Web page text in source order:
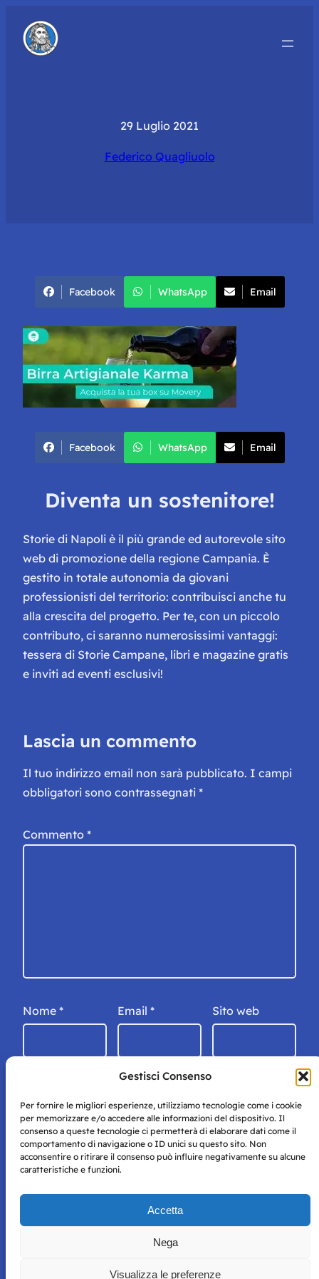
Gestisci Consenso
Per fornire le migliori esperienze, utilizziamo tecnologie come i cookie
per memorizzare e/o accedere alle informazioni del dispositivo. Il
consenso a queste tecnologie ci permetterà di elaborare dati come il
comportamento di navigazione o ID unici su questo sito. Non
acconsentire o ritirare il consenso può influire negativamente su alcune
caratteristiche e funzioni.
Accetta
Nega
Visualizza le preferenze
29 Luglio 2021
Federico Quagliuolo
Facebook WhatsApp Email
Facebook WhatsApp Email
Diventa un sostenitore!
Storie di Napoli è il più grande ed autorevole sito
web di promozione della regione Campania. È
gestito in totale autonomia da giovani
professionisti del territorio: contribuisci anche tu
alla crescita del progetto. Per te, con un piccolo
contributo, ci saranno numerosissimi vantaggi:
tessera di Storie Campane, libri e magazine gratis
e inviti ad eventi esclusivi!
Lascia un commento
Il tuo indirizzo email non sarà pubblicato. I campi
obbligatori sono contrassegnati *
Commento *
Nome * Email * Sito web
Storie di Napoli è una testata registrata presso il tribunale di
per mero scopo didattico e informativo.
perseguito secondo i termini di legge. Si nega l’utilizzo delle